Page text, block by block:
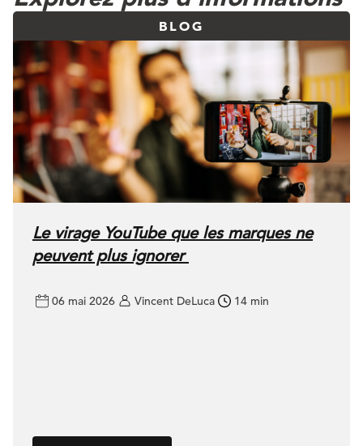
BLOG
Le virage YouTube que les marques ne
peuvent plus ignorer
06 mai 2026 Vincent DeLuca 14 min